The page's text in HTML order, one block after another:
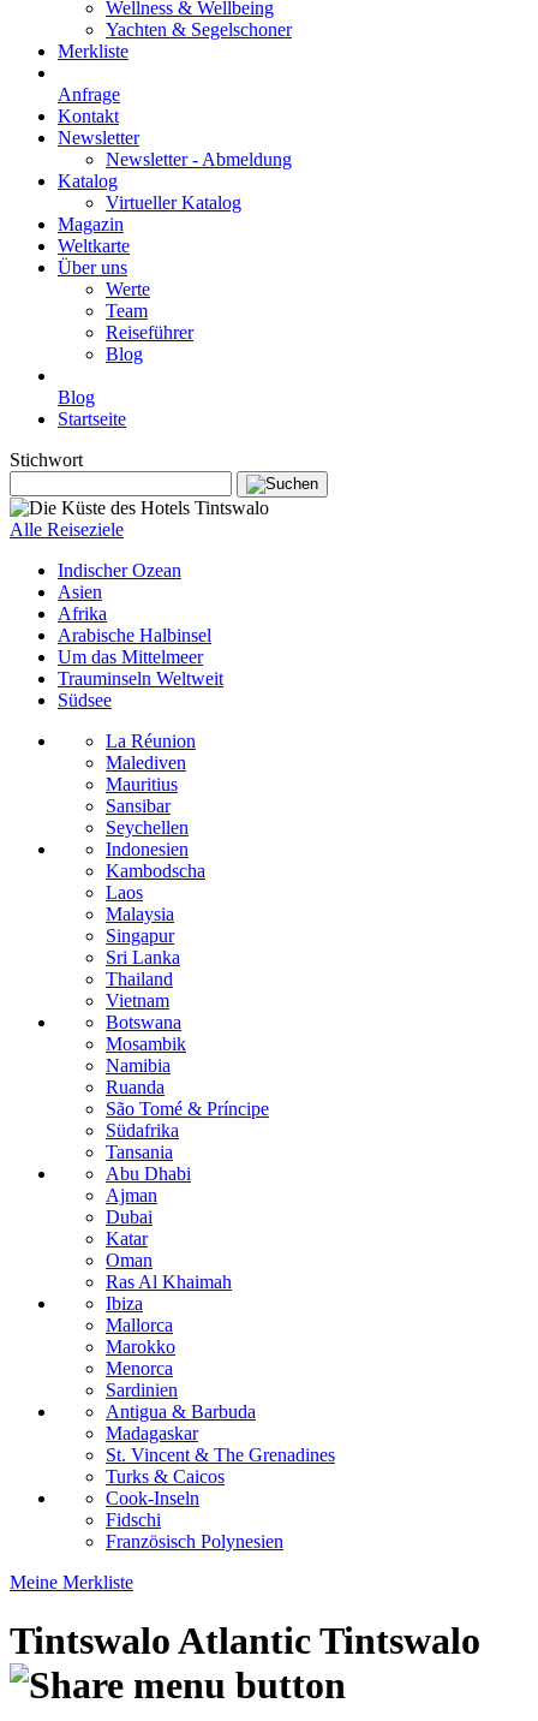
Wellness & Wellbeing
Yachten & Segelschoner
Merkliste
Anfrage
Kontakt
Newsletter
Newsletter - Abmeldung
Katalog
Virtueller Katalog
Magazin
Weltkarte
Über uns
Werte
Team
Reiseführer
Blog
Blog
Startseite
Stichwort
Alle Reiseziele
Indischer Ozean
Asien
Afrika
Arabische Halbinsel
Um das Mittelmeer
Trauminseln Weltweit
Südsee
La Réunion
Malediven
Mauritius
Sansibar
Seychellen
Indonesien
Kambodscha
Laos
Malaysia
Singapur
Sri Lanka
Thailand
Vietnam
Botswana
Mosambik
Namibia
Ruanda
São Tomé & Príncipe
Südafrika
Tansania
Abu Dhabi
Ajman
Dubai
Katar
Oman
Ras Al Khaimah
Ibiza
Mallorca
Marokko
Menorca
Sardinien
Antigua & Barbuda
Madagaskar
St. Vincent & The Grenadines
Turks & Caicos
Cook-Inseln
Fidschi
Französisch Polynesien
Meine Merkliste
Tintswalo AtlanticTintswalo